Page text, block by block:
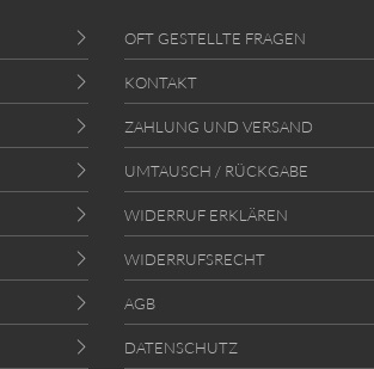
OFT GESTELLTE FRAGEN
KONTAKT
ZAHLUNG UND VERSAND
UMTAUSCH / RÜCKGABE
WIDERRUF ERKLÄREN
WIDERRUFSRECHT
AGB
DATENSCHUTZ